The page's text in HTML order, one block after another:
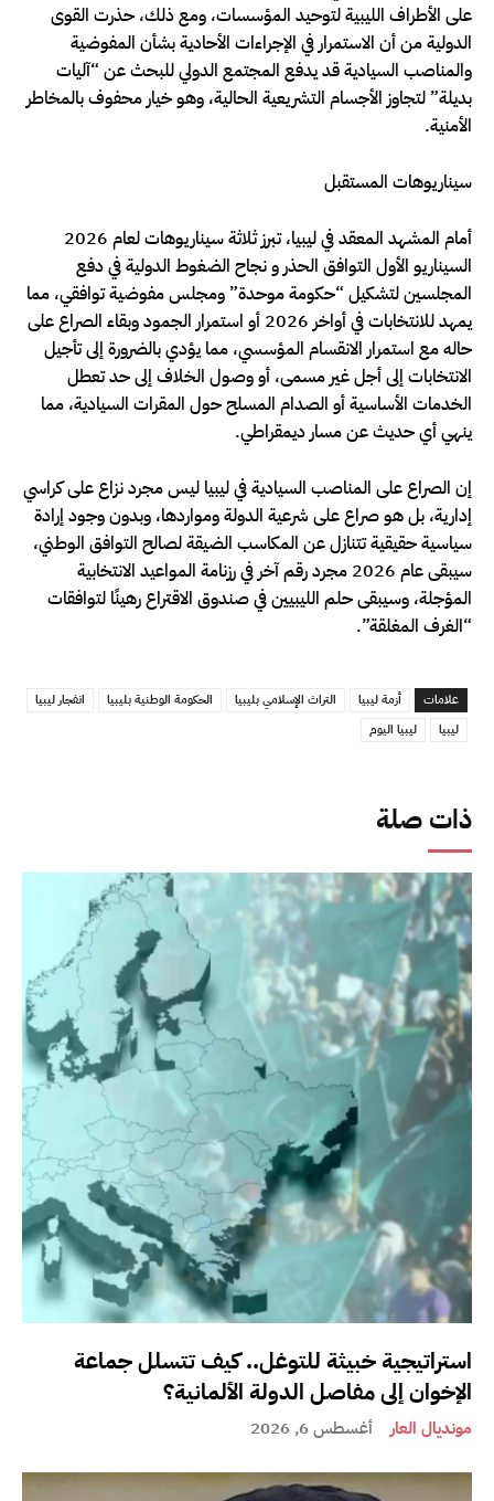
ذات صلة
استراتيجية خبيثة للتوغل.. كيف تتسلل جماعة
الإخوان إلى مفاصل الدولة الألمانية؟
مونديال العار أغسطس 6, 2026
على الأطراف الليبية لتوحيد المؤسسات، ومع ذلك، حذرت القوى
الدولية من أن الاستمرار في الإجراءات الأحادية بشأن المفوضية
والمناصب السيادية قد يدفع المجتمع الدولي للبحث عن “آليات
بديلة” لتجاوز الأجسام التشريعية الحالية، وهو خيار محفوف بالمخاطر
الأمنية.
سيناريوهات المستقبل
أمام المشهد المعقد في ليبيا، تبرز ثلاثة سيناريوهات لعام 2026
السيناريو الأول التوافق الحذر و نجاح الضغوط الدولية في دفع
المجلسين لتشكيل “حكومة موحدة” ومجلس مفوضية توافقي، مما
يمهد للانتخابات في أواخر 2026 أو استمرار الجمود وبقاء الصراع على
حاله مع استمرار الانقسام المؤسسي، مما يؤدي بالضرورة إلى تأجيل
الانتخابات إلى أجل غير مسمى، أو وصول الخلاف إلى حد تعطل
الخدمات الأساسية أو الصدام المسلح حول المقرات السيادية، مما
ينهي أي حديث عن مسار ديمقراطي.
إن الصراع على المناصب السيادية في ليبيا ليس مجرد نزاع على كراسي
إدارية، بل هو صراع على شرعية الدولة ومواردها، وبدون وجود إرادة
سياسية حقيقية تتنازل عن المكاسب الضيقة لصالح التوافق الوطني،
سيبقى عام 2026 مجرد رقم آخر في رزنامة المواعيد الانتخابية
المؤجلة، وسيبقى حلم الليبيين في صندوق الاقتراع رهينًا لتوافقات
“الغرف المغلقة”.
علامات أزمة ليبيا التراث الإسلامي بليبيا الحكومة الوطنية بليبيا
انفجار ليبيا
ليبيا
ليبيا اليوم